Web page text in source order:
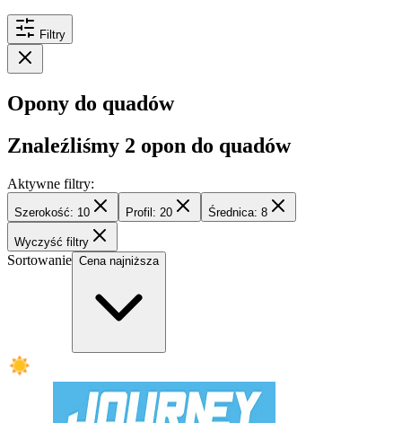
Filtry
Opony do quadów
Znaleźliśmy 2 opon do quadów
Aktywne filtry:
Szerokość: 10 Profil: 20 Średnica: 8
Wyczyść filtry
Sortowanie Cena najniższa